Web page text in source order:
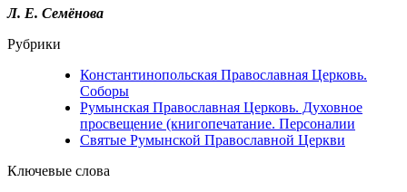
Л. Е. Семёнова
Рубрики
Константинопольская Православная Церковь.
Соборы
Румынская Православная Церковь. Духовное
просвещение (книгопечатание. Персоналии
Святые Румынской Православной Церкви
Ключевые слова